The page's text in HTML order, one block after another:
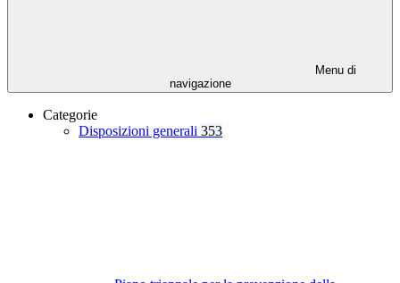
Menu di
navigazione
Categorie
Disposizioni generali 353